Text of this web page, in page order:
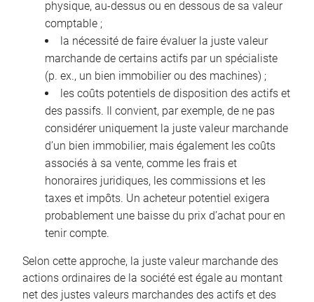
physique, au-dessus ou en dessous de sa valeur
comptable ;
la nécessité de faire évaluer la juste valeur
marchande de certains actifs par un spécialiste
(p. ex., un bien immobilier ou des machines) ;
les coûts potentiels de disposition des actifs et
des passifs. Il convient, par exemple, de ne pas
considérer uniquement la juste valeur marchande
d’un bien immobilier, mais également les coûts
associés à sa vente, comme les frais et
honoraires juridiques, les commissions et les
taxes et impôts. Un acheteur potentiel exigera
probablement une baisse du prix d’achat pour en
tenir compte.
Selon cette approche, la juste valeur marchande des
actions ordinaires de la société est égale au montant
net des justes valeurs marchandes des actifs et des